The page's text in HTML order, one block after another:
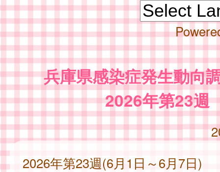
兵庫県感染症発生動向
2026年第23週
2026年第23週(6月1日～6月7日)